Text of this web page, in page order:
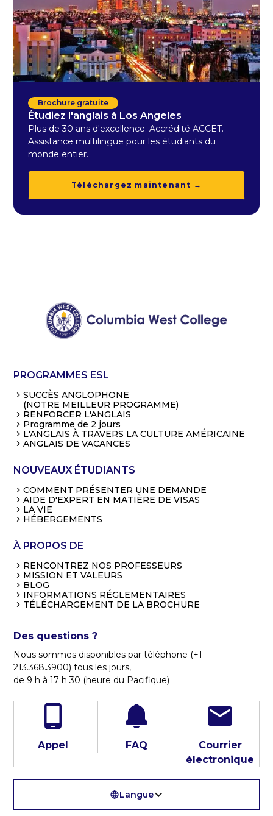
Brochure gratuite
Étudiez l'anglais à Los Angeles
Plus de 30 ans d'excellence. Accrédité ACCET.
Assistance multilingue pour les étudiants du
monde entier.
Téléchargez maintenant →
PROGRAMMES ESL
SUCCÈS ANGLOPHONE
(NOTRE MEILLEUR PROGRAMME)
RENFORCER L'ANGLAIS
Programme de 2 jours
L'ANGLAIS À TRAVERS LA CULTURE AMÉRICAINE
ANGLAIS DE VACANCES
NOUVEAUX ÉTUDIANTS
COMMENT PRÉSENTER UNE DEMANDE
AIDE D'EXPERT EN MATIÈRE DE VISAS
LA VIE
HÉBERGEMENTS
À PROPOS DE
RENCONTREZ NOS PROFESSEURS
MISSION ET VALEURS
BLOG
INFORMATIONS RÉGLEMENTAIRES
TÉLÉCHARGEMENT DE LA BROCHURE
Des questions ?
Nous sommes disponibles par téléphone (+1
213.368.3900) tous les jours,
de 9 h à 17 h 30 (heure du Pacifique)
Appel FAQ
Courrier
électronique
Langue